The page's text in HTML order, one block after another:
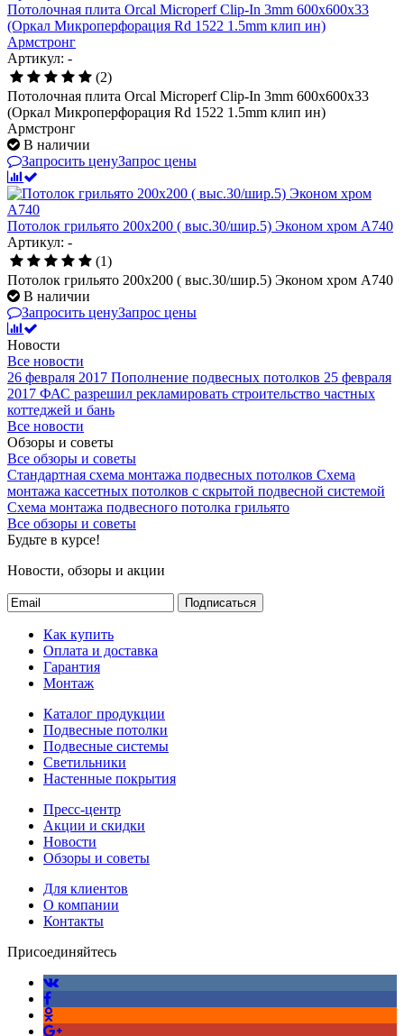
Потолочная плита Orcal Microperf Clip-In 3mm 600x600x33
(Оркал Микроперфорация Rd 1522 1.5mm клип ин)
Армстронг
Артикул: -
(2)
Потолочная плита Orcal Microperf Clip-In 3mm 600x600x33
(Оркал Микроперфорация Rd 1522 1.5mm клип ин)
Армстронг
В наличии
Запросить ценуЗапрос цены
Потолок грильято 200х200 ( выс.30/шир.5) Эконом хром А740
Артикул: -
(1)
Потолок грильято 200х200 ( выс.30/шир.5) Эконом хром А740
В наличии
Запросить ценуЗапрос цены
Новости
Все новости
26 февраля 2017 Пополнение подвесных потолков 25 февраля
2017 ФАС разрешил рекламировать строительство частных
коттеджей и бань
Все новости
Обзоры и советы
Все обзоры и советы
Стандартная схема монтажа подвесных потолков Схема
монтажа кассетных потолков с скрытой подвесной системой
Схема монтажа подвесного потолка грильято
Все обзоры и советы
Будьте в курсе!
Новости, обзоры и акции
Подписаться
Как купить
Оплата и доставка
Гарантия
Монтаж
Каталог продукции
Подвесные потолки
Подвесные системы
Светильники
Настенные покрытия
Пресс-центр
Акции и скидки
Новости
Обзоры и советы
Для клиентов
О компании
Контакты
Присоединяйтесь